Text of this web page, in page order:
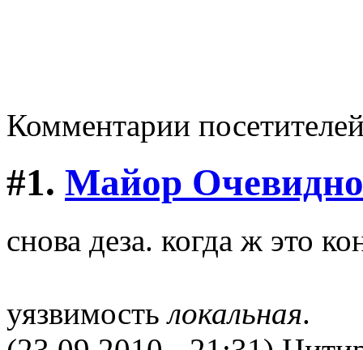
Комментарии
#1. Майор
снова деза. когда ж это
уязвимостьлокальная.